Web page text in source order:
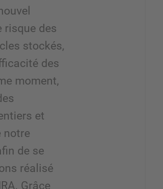
risque des
stockés,
des
moment,
et
notre
de se
réalisé
Grâce